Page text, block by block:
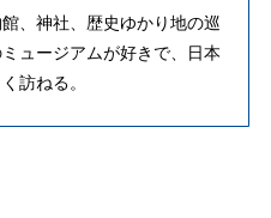
、神社、歴史ゆかり地の巡
ュージアムが好きで、日本
訪ねる。